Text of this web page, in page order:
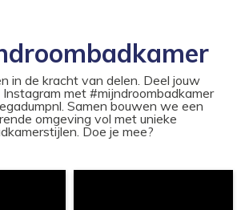
in de kracht van delen. Deel jouw
met #mijndroombadkamer
Samen bouwen we een
omgeving vol met unieke
Doe je mee?